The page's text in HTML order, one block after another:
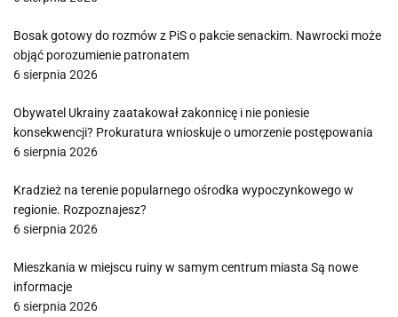
Bosak gotowy do rozmów z PiS o pakcie senackim. Nawrocki może
objąć porozumienie patronatem
6 sierpnia 2026
Obywatel Ukrainy zaatakował zakonnicę i nie poniesie
konsekwencji? Prokuratura wnioskuje o umorzenie postępowania
6 sierpnia 2026
Kradzież na terenie popularnego ośrodka wypoczynkowego w
regionie. Rozpoznajesz?
6 sierpnia 2026
Mieszkania w miejscu ruiny w samym centrum miasta Są nowe
informacje
6 sierpnia 2026